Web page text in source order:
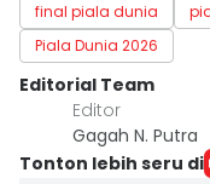
final piala dunia
Piala Dunia 2026
Editorial Team
Editor
Gagah N. Putra
Tonton lebih seru di